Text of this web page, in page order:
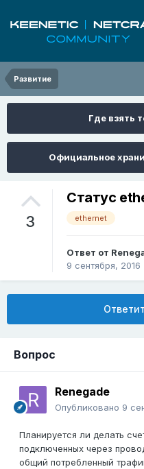
Развитие
Где взять
Официальное
3
Статус
ethernet
Ответ от
9 сентября, 2016
Вопрос
Renegade
Опубликовано 9
Планируется ли делать
подключенных через
общий потребленный